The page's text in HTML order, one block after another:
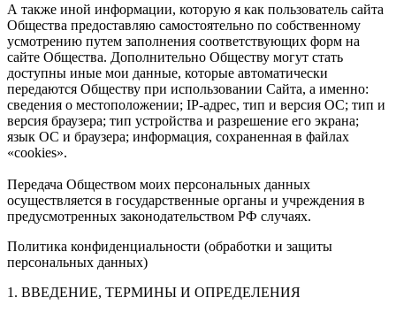
А также иной информации, которую я как пользователь сайта
Общества предоставляю самостоятельно по собственному
усмотрению путем заполнения соответствующих форм на
сайте Общества. Дополнительно Обществу могут стать
доступны иные мои данные, которые автоматически
передаются Обществу при использовании Сайта, а именно:
сведения о местоположении; IP-адрес, тип и версия ОС; тип и
версия браузера; тип устройства и разрешение его экрана;
язык ОС и браузера; информация, сохраненная в файлах
«cookies».
Передача Обществом моих персональных данных
осуществляется в государственные органы и учреждения в
предусмотренных законодательством РФ случаях.
Политика конфиденциальности (обработки и защиты
персональных данных)
1. ВВЕДЕНИЕ, ТЕРМИНЫ И ОПРЕДЕЛЕНИЯ